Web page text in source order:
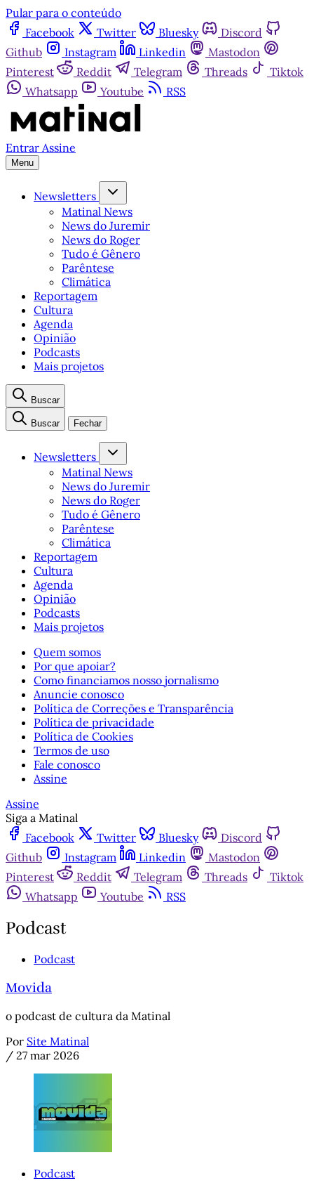
Pular para o conteúdo
Facebook
Twitter Bluesky
Discord
Github
Instagram Linkedin
Mastodon
Pinterest
Reddit Telegram Threads
Tiktok
Whatsapp
Youtube RSS
Entrar Assine
Menu
Newsletters
Matinal News
News do Juremir
News do Roger
Tudo é Gênero
Parêntese
Climática
Reportagem
Cultura
Agenda
Opinião
Podcasts
Mais projetos
Buscar
Buscar Fechar
Newsletters
Matinal News
News do Juremir
News do Roger
Tudo é Gênero
Parêntese
Climática
Reportagem
Cultura
Agenda
Opinião
Podcasts
Mais projetos
Quem somos
Por que apoiar?
Como financiamos nosso jornalismo
Anuncie conosco
Política de Correções e Transparência
Política de privacidade
Política de Cookies
Termos de uso
Fale conosco
Assine
Assine
Siga a Matinal
Facebook
Twitter Bluesky
Discord
Github
Instagram Linkedin
Mastodon
Pinterest
Reddit Telegram Threads
Tiktok
Whatsapp
Youtube RSS
Podcast
Podcast
Movida
o podcast de cultura da Matinal
Por Site Matinal
/ 27 mar 2026
Podcast